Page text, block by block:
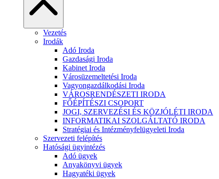
Vezetés
Irodák
Adó Iroda
Gazdasági Iroda
Kabinet Iroda
Városüzemeltetési Iroda
Vagyongazdálkodási Iroda
VÁROSRENDÉSZETI IRODA
FŐÉPÍTÉSZI CSOPORT
JOGI, SZERVEZÉSI ÉS KÖZJÓLÉTI IRODA
INFORMATIKAI SZOLGÁLTATÓ IRODA
Stratégiai és Intézményfelügyeleti Iroda
Szervezeti felépítés
Hatósági ügyintézés
Adó ügyek
Anyakönyvi ügyek
Hagyatéki ügyek